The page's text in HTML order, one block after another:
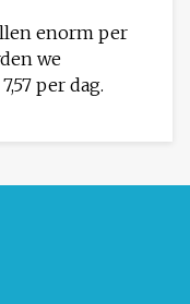
enorm per
we
per dag.